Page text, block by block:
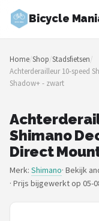
Bicycle
Zoeken
NAVIGATIE
Shop
Merken
Blog
Fietsroutes
Kinderfietsen
Home/Shop/Stadsfietsen/
Achterderailleur 10-speed
Shadow+ - zwart
Shimano
Direct
Merk: Shimano· Bekijk
· Prijs bijgewerkt op 05-